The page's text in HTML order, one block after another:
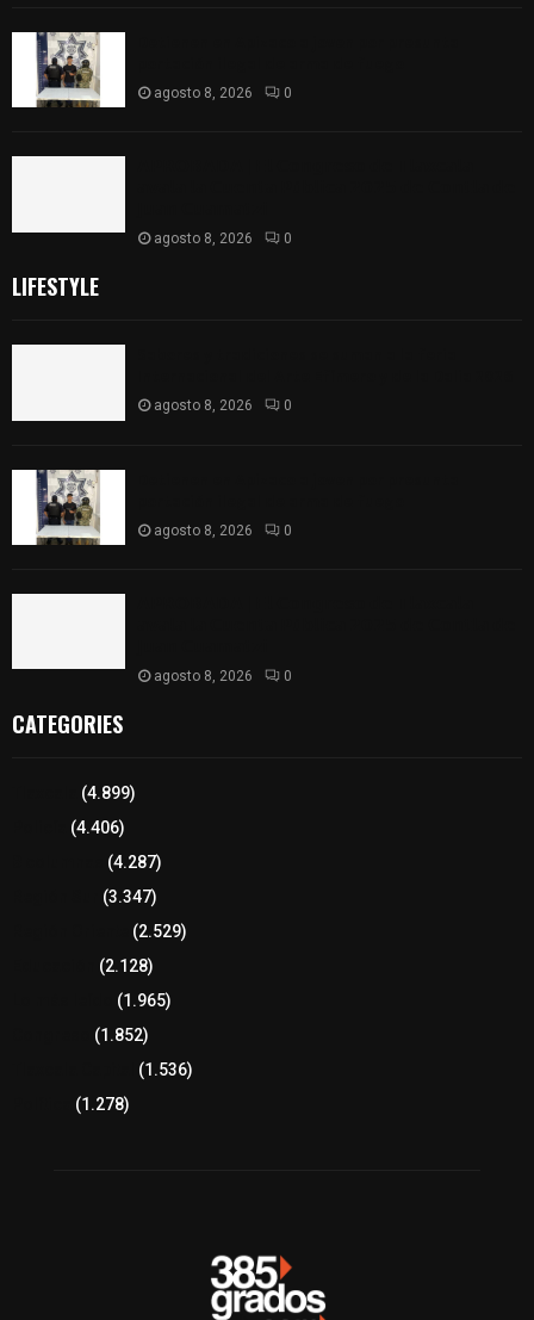
agosto 8, 2026 0
agosto 8, 2026 0
LIFESTYLE
agosto 8, 2026 0
agosto 8, 2026 0
agosto 8, 2026 0
CATEGORIES
(4.899)
(4.406)
(4.287)
(3.347)
(2.529)
(2.128)
(1.965)
(1.852)
(1.536)
(1.278)